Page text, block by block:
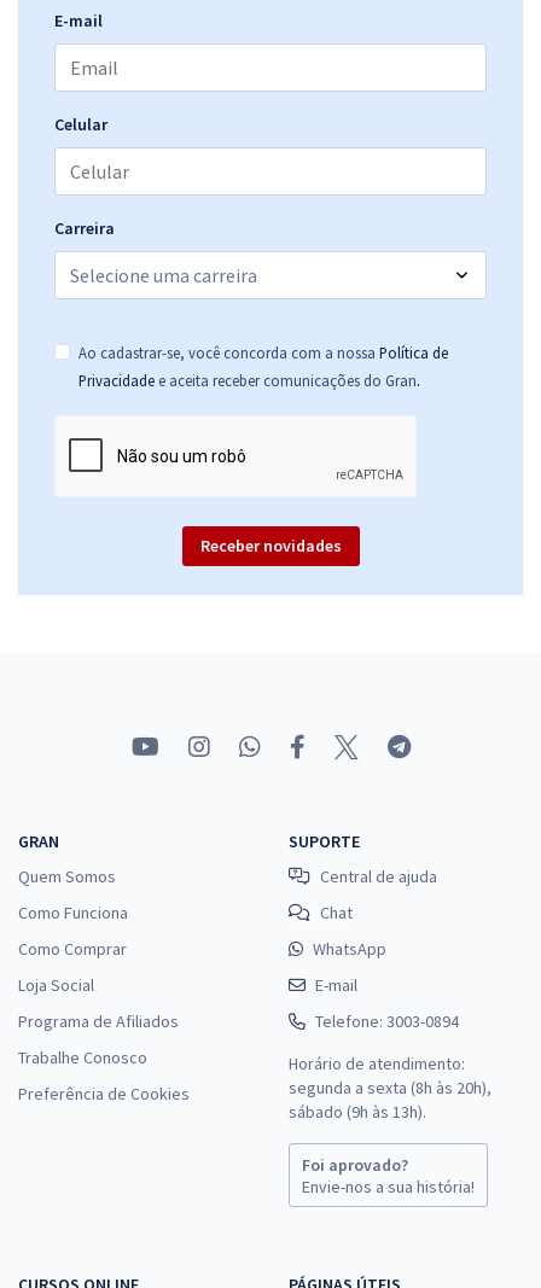
E-mail
Celular
Carreira
Ao cadastrar-se, você concorda com a nossa Política de
Privacidade e aceita receber comunicações do Gran.
Receber novidades
GRAN
Quem Somos
Como Funciona
Como Comprar
Loja Social
Programa de Afiliados
Trabalhe Conosco
Preferência de Cookies
SUPORTE
Central de ajuda
Chat
WhatsApp
E-mail
Telefone: 3003-0894
Horário de atendimento:
segunda a sexta (8h às 20h),
sábado (9h às 13h).
Foi aprovado?
Envie-nos a sua história!